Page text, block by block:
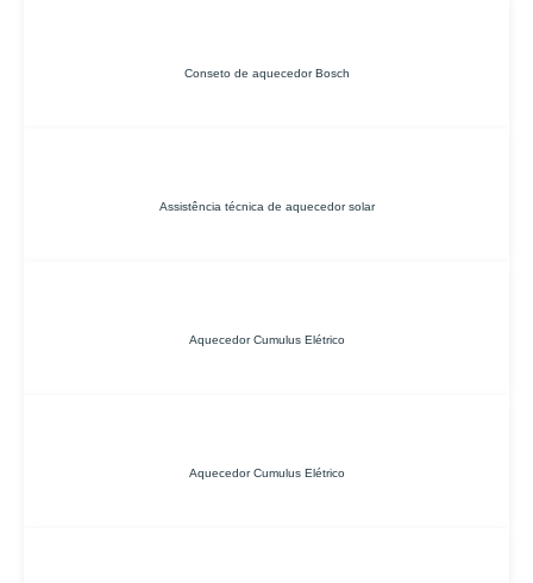
Conseto de aquecedor Bosch
Assistência técnica de aquecedor solar
Aquecedor Cumulus Elétrico
Aquecedor Cumulus Elétrico